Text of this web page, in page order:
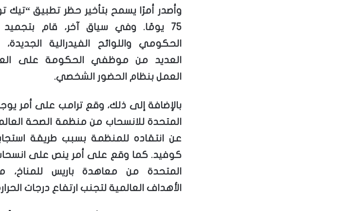
وأصدر أمرًا يسمح بتأخير حظر تطبيق “تيك
75 يومًا. وفي سياق آخر، قام
الحكومي واللوائح الفيدرالية
العديد من موظفي الحكومة على
العمل بنظام الحضور الشخصي.
بالإضافة إلى ذلك، وقع ترامب على أمر
المتحدة للانسحاب من منظمة الصحة
عن انتقاده للمنظمة بسبب طريقة
كوفيد. كما وقع على أمر ينص على انسحاب
المتحدة من معاهدة باريس للمناخ،
الأهداف العالمية لتجنب ارتفاع درجات